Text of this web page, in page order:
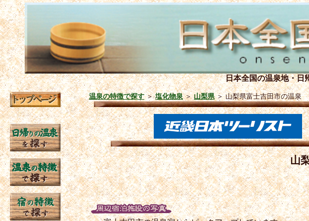
日本全国の温泉地・日
温泉の特徴で探す＞塩化物泉＞山梨県＞山梨県富士吉田市の温泉
山